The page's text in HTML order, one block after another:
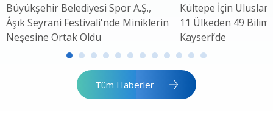
Büyükşehir Belediyesi Spor A.Ş.,
Âşık Seyrani Festivali'nde Miniklerin
Neşesine Ortak Oldu
Kültepe İçin
11 Ülkeden 49 Bilim
Kayseri’de
Tüm Haberler